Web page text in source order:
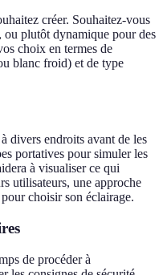
créer. Souhaitez-vous
ou plutôt dynamique pour des
choix en termes de
blanc froid) et de type
divers endroits avant de les
portatives pour simuler les
à visualiser ce qui
utilisateurs, une approche
choisir son éclairage.
de procéder à